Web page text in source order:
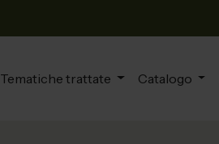
Tematiche trattate Catalogo